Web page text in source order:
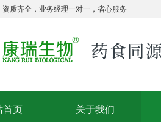
质齐全，业务经理一对一，省心服务
首页 关于我们